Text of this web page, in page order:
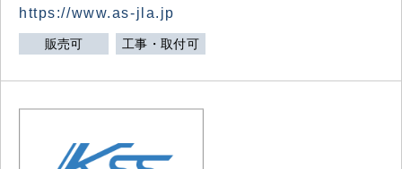
https://www.as-jla.jp
販売可 工事・取付可